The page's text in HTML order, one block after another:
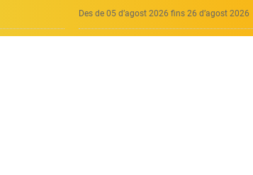
Des de 05 d’agost 2026 fins 26 d’agost 2026